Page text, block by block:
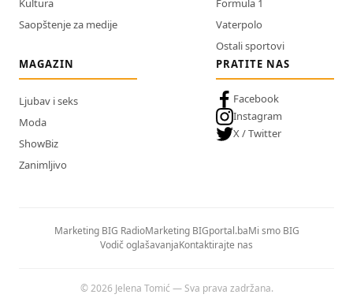
Saopštenje za medije
Vaterpolo
Ostali sportovi
MAGAZIN
Ljubav i seks
Moda
ShowBiz
Zanimljivo
PRATITE NAS
Facebook
Instagram
X / Twitter
Marketing BIG RadioMarketing BIGportal.baMi smo BIG
Vodič oglašavanjaKontaktirajte nas
© 2026 Jelena Tomić — Sva prava zadržana.